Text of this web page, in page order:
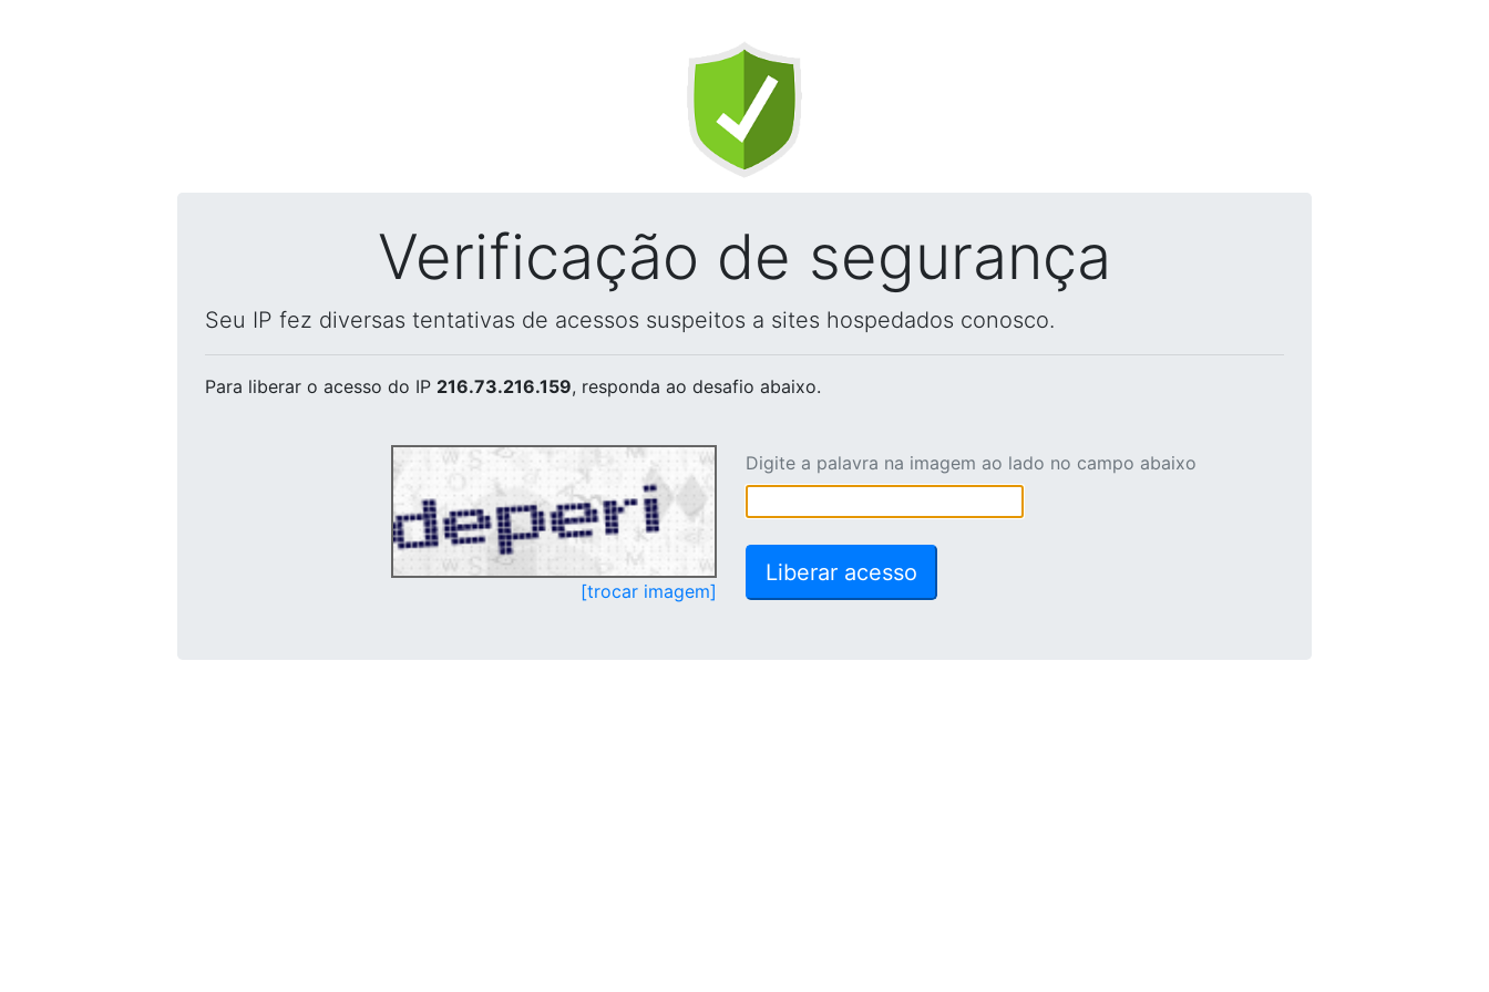
Verificação de segurança
Seu IP fez diversas tentativas de acessos suspeitos a sites hospedados conosco.
Para liberar o acesso do IP 216.73.216.159, responda ao desafio abaixo.
[trocar imagem]
Digite a palavra na imagem ao lado no campo abaixo